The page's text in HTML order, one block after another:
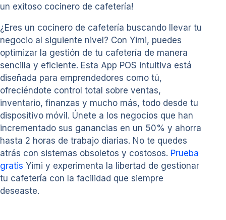
un exitoso cocinero de cafetería!
¿Eres un cocinero de cafetería buscando llevar tu
negocio al siguiente nivel? Con Yimi, puedes
optimizar la gestión de tu cafetería de manera
sencilla y eficiente. Esta App POS intuitiva está
diseñada para emprendedores como tú,
ofreciéndote control total sobre ventas,
inventario, finanzas y mucho más, todo desde tu
dispositivo móvil. Únete a los negocios que han
incrementado sus ganancias en un 50% y ahorra
hasta 2 horas de trabajo diarias. No te quedes
atrás con sistemas obsoletos y costosos. Prueba
gratis Yimi y experimenta la libertad de gestionar
tu cafetería con la facilidad que siempre
deseaste.